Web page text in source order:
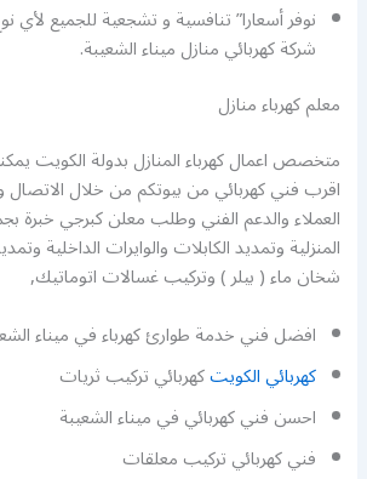
نوفر أسعارا” تنافسية و تشجعية للجميع
شركة كهربائي منازل ميناء الشعيبة.
معلم كهرباء منازل
متخصص اعمال كهرباء المنازل بدولة الكويت
اقرب فني كهربائي من بيوتكم من خلال
العملاء والدعم الفني وطلب معلن كبرجي خبرة
المنزلية وتمديد الكابلات والوايرات الداخلية
شخان ماء ( بيلر ) وتركيب غسالات اتوماتيك,
افضل فني خدمة طوارئ كهرباء في ميناء
كهربائي الكويتكهربائي تركيب ثريات
احسن فني كهربائي في ميناء الشعيبة
فني كهربائي تركيب معلقات